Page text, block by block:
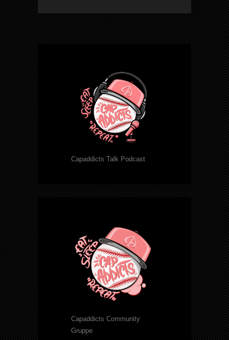
Capaddicts Talk Podcast
Capaddicts Community
Gruppe